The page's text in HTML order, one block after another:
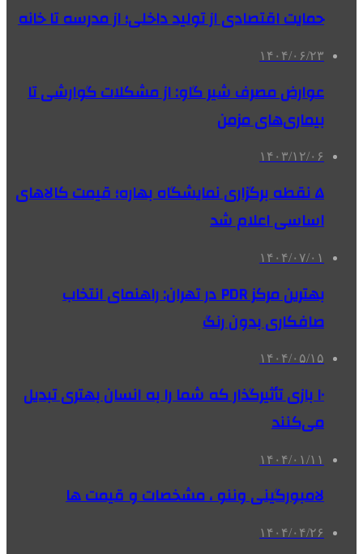
حمایت اقتصادی از تولید داخلی؛ از مدرسه تا خانه
۱۴۰۴/۰۶/۲۳
عوارض مصرف شیر گاو: از مشکلات گوارشی تا
بیماری‌های مزمن
۱۴۰۳/۱۲/۰۶
۵ نقطه برگزاری نمایشگاه بهاره؛ قیمت کالاهای
اساسی اعلام شد
۱۴۰۴/۰۷/۰۱
بهترین مرکز PDR در تهران: راهنمای انتخاب
صافکاری بدون رنگ
۱۴۰۴/۰۵/۱۵
۱۰ بازی تأثیرگذار که شما را به انسان بهتری تبدیل
می‌کنند
۱۴۰۴/۰۱/۱۱
لامبورگینی وننو ، مشخصات و قیمت ها
۱۴۰۴/۰۴/۲۶